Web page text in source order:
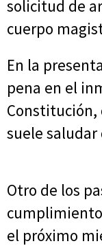
solicitud de
cuerpo
En la
pena en el
Constitución,
suele
Otro de los
el próximo